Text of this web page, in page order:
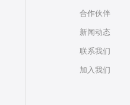
合作伙伴
新闻动态
联系我们
加入我们